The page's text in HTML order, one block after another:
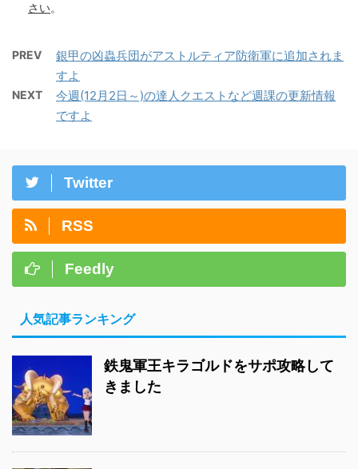
さい。
PREV
銀甲の凶蟲兵団がアストルティア防衛軍に追加されま
すよ
NEXT
今週(12月2日～)の達人クエストなど週課の更新情報
ですよ
Twitter
RSS
Feedly
人気記事ランキング
鉄鬼軍王キラゴルドをサポ攻略して
きました